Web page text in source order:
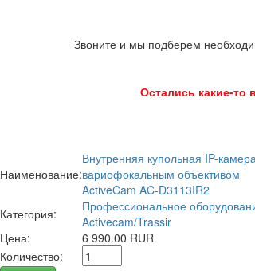
Звоните и мы подберем
Остались какие-то
Наименование:
Внутренняя купольная IP-
вариофокальным объективом
ActiveCam AC-D3113IR2
Категория:
Профессиональное
Activecam/Trassir
Цена:
6 990.00 RUR
Количество: